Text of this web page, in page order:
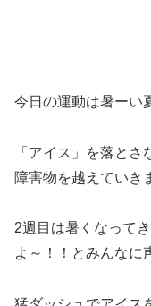
今日の運動は暑ーい
「アイス」を落と
障害物を越えてい
2週目は暑くなって
よ～！！とみんなに